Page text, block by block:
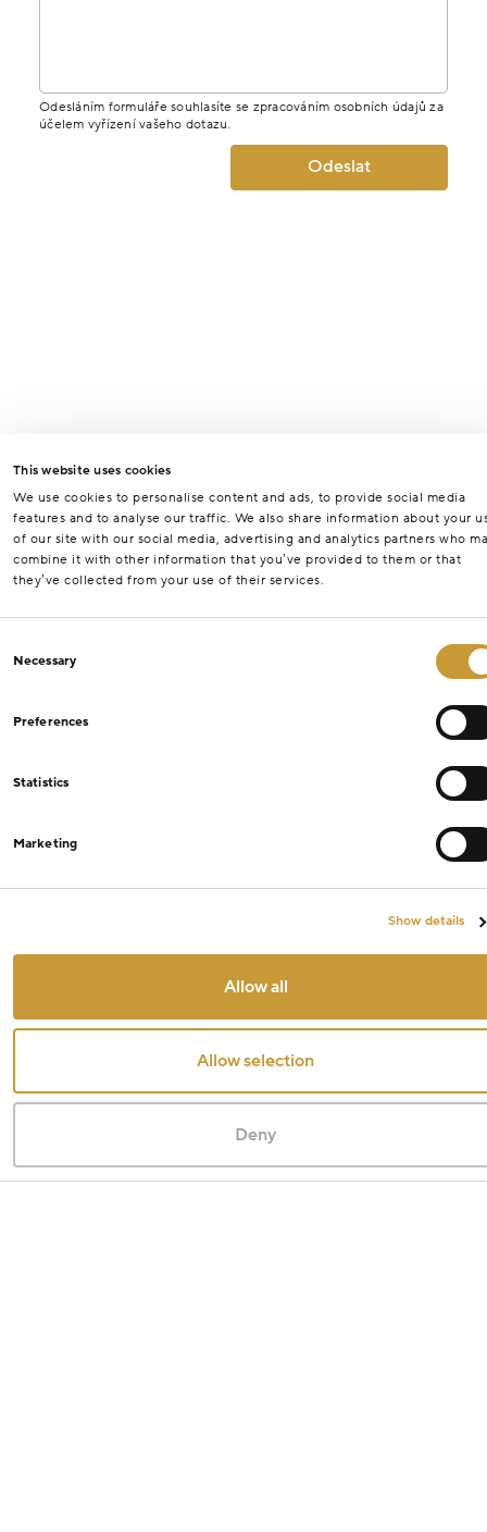
This website uses cookies
We use cookies to personalise content and ads, to provide social media
features and to analyse our traffic. We also share information about your
of our site with our social media, advertising and analytics partners who
combine it with other information that you’ve provided to them or that
they’ve collected from your use of their services.
Selection
Necessary
Preferences
Statistics
Marketing
Show details
Allow all
Allow selection
Deny
Odesláním formuláře souhlasíte se zpracováním osobních údajů za
účelem vyřízení vašeho dotazu.
Odeslat